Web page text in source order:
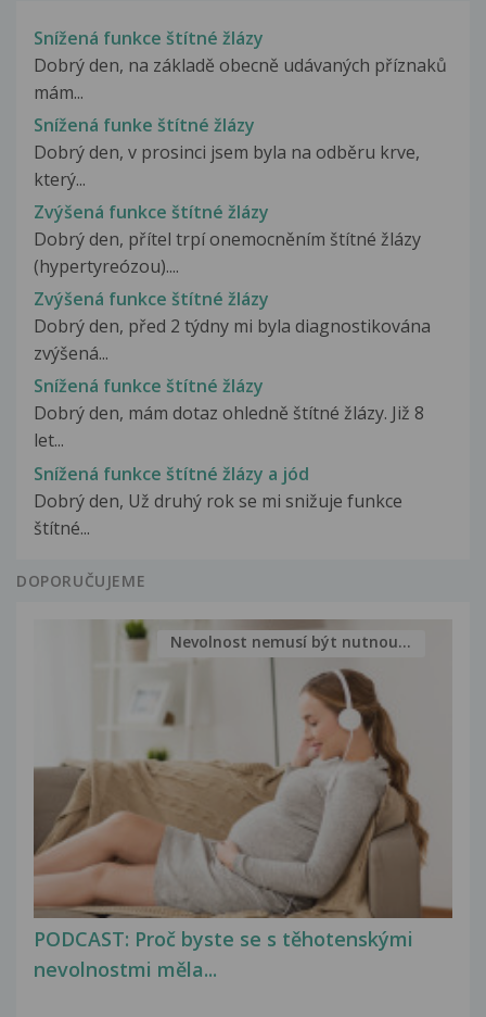
Snížená funkce štítné žlázy
Dobrý den, na základě obecně udávaných příznaků
mám...
Snížená funke štítné žlázy
Dobrý den, v prosinci jsem byla na odběru krve,
který...
Zvýšená funkce štítné žlázy
Dobrý den, přítel trpí onemocněním štítné žlázy
(hypertyreózou)....
Zvýšená funkce štítné žlázy
Dobrý den, před 2 týdny mi byla diagnostikována
zvýšená...
Snížená funkce štítné žlázy
Dobrý den, mám dotaz ohledně štítné žlázy. Již 8
let...
Snížená funkce štítné žlázy a jód
Dobrý den, Už druhý rok se mi snižuje funkce
štítné...
DOPORUČUJEME
PODCAST: Proč byste se s těhotenskými
nevolnostmi měla...
Nevolnost nemusí být nutnou...